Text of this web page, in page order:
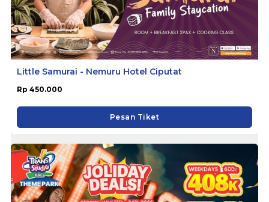
Little Samurai - Nemuru Hotel Ciputat
Rp 450.000
Pesan Tiket